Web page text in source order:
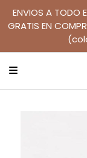
ENVIOS A TODO
GRATIS EN